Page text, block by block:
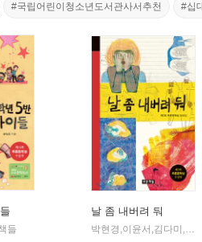
#국립어린이청소년도서관사서추천 #십
들
날 좀 내버려 둬
박현경,이윤서,김다미,양인자,이미현,신지영,문성희,류은 공저